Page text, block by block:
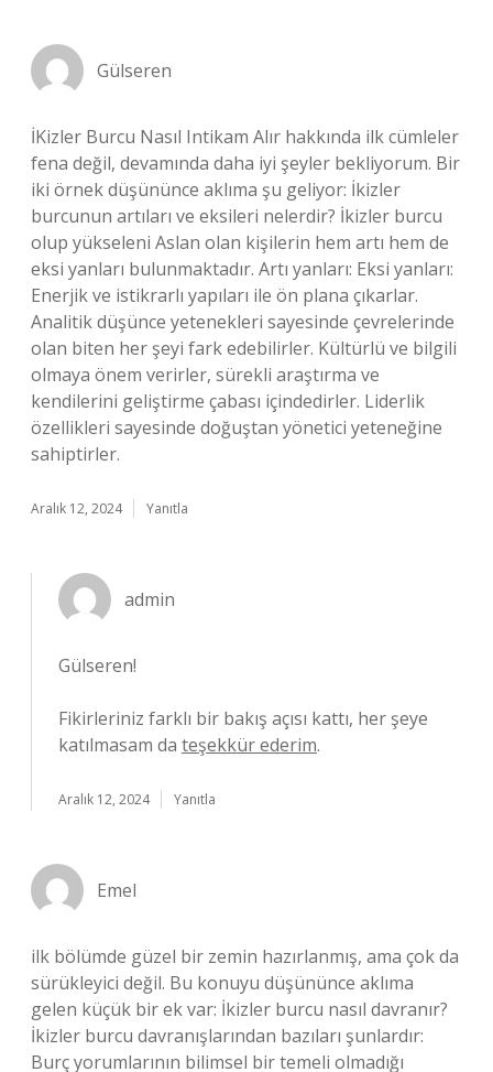
Gülseren
İKizler Burcu Nasıl Intikam Alır hakkında ilk cümleler
fena değil, devamında daha iyi şeyler bekliyorum. Bir
iki örnek düşününce aklıma şu geliyor: İkizler
burcunun artıları ve eksileri nelerdir? İkizler burcu
olup yükseleni Aslan olan kişilerin hem artı hem de
eksi yanları bulunmaktadır. Artı yanları: Eksi yanları:
Enerjik ve istikrarlı yapıları ile ön plana çıkarlar.
Analitik düşünce yetenekleri sayesinde çevrelerinde
olan biten her şeyi fark edebilirler. Kültürlü ve bilgili
olmaya önem verirler, sürekli araştırma ve
kendilerini geliştirme çabası içindedirler. Liderlik
özellikleri sayesinde doğuştan yönetici yeteneğine
sahiptirler.
Aralık 12, 2024 Yanıtla
admin
Gülseren!
Fikirleriniz farklı bir bakış açısı kattı, her şeye
katılmasam da teşekkür ederim.
Aralık 12, 2024 Yanıtla
Emel
ilk bölümde güzel bir zemin hazırlanmış, ama çok da
sürükleyici değil. Bu konuyu düşününce aklıma
gelen küçük bir ek var: İkizler burcu nasıl davranır?
İkizler burcu davranışlarından bazıları şunlardır:
Burç yorumlarının bilimsel bir temeli olmadığı